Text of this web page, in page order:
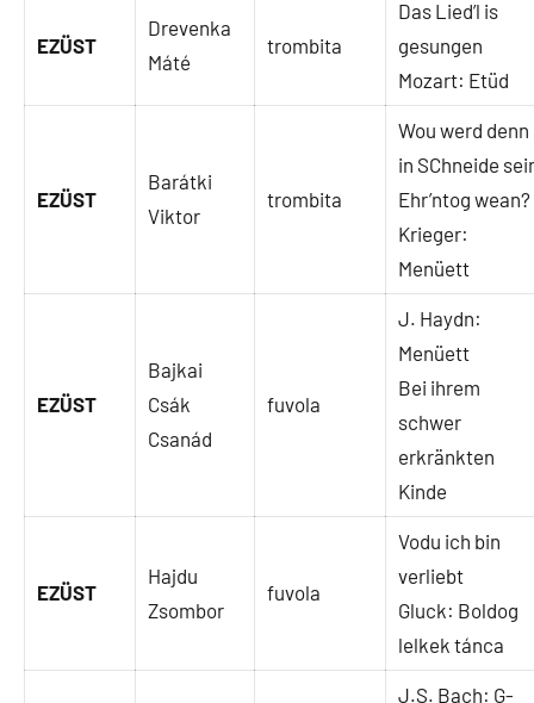
EZÜST
Drevenka
Máté
trombita
Das Lied’l is
gesungen
Mozart: Etüd
EZÜST
Barátki
Viktor
trombita
Wou werd denn
in SChneide
Ehr’ntog wean?
Krieger:
Menüett
EZÜST
Bajkai
Csák
Csanád
fuvola
J. Haydn:
Menüett
Bei ihrem
schwer
erkränkten
Kinde
EZÜST
Hajdu
Zsombor
fuvola
Vodu ich bin
verliebt
Gluck: Boldog
lelkek tánca
J.S. Bach: G-